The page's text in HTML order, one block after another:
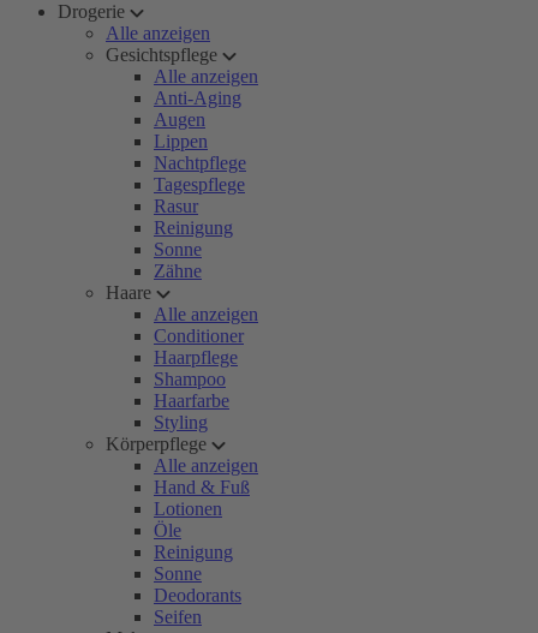
Drogerie
Alle anzeigen
Gesichtspflege
Alle anzeigen
Anti-Aging
Augen
Lippen
Nachtpflege
Tagespflege
Rasur
Reinigung
Sonne
Zähne
Haare
Alle anzeigen
Conditioner
Haarpflege
Shampoo
Haarfarbe
Styling
Körperpflege
Alle anzeigen
Hand & Fuß
Lotionen
Öle
Reinigung
Sonne
Deodorants
Seifen